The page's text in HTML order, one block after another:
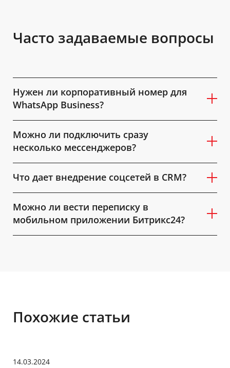
Часто задаваемые вопросы
Нужен ли корпоративный номер для
WhatsApp Business?
Можно ли подключить сразу
несколько мессенджеров?
Что дает внедрение соцсетей в CRM?
Можно ли вести переписку в
мобильном приложении Битрикс24?
Похожие статьи
14.03.2024